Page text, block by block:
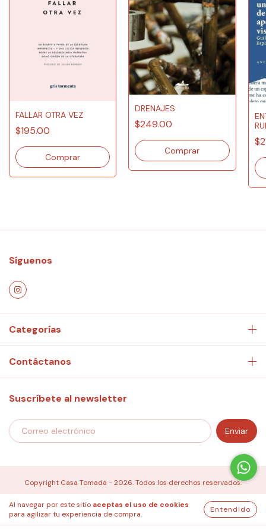
Al navegar por este sitio aceptas el uso de cookies
para agilizar tu experiencia de compra.
Entendido
FALLAR OTRA VEZ
$195.00
DRENAJES
$249.00
Síguenos
Categorías
Contáctanos
Suscríbete al newsletter
Copyright Casa Tomada - 2026. Todos los derechos reservados.